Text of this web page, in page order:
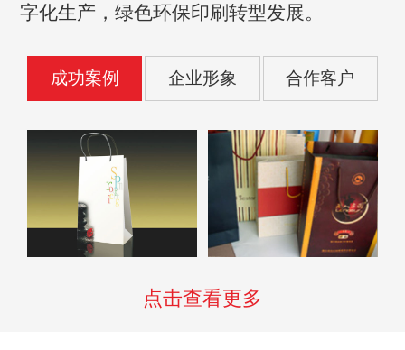
字化生产，绿色环保印刷转型发展。
成功案例 企业形象 合作客户
点击查看更多